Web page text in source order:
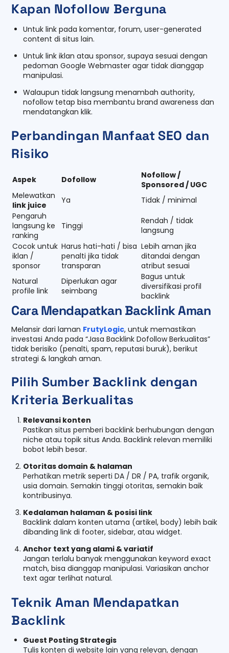
Kapan Nofollow Berguna
Untuk link pada komentar, forum, user-generated
content di situs lain.
Untuk link iklan atau sponsor, supaya sesuai dengan
pedoman Google Webmaster agar tidak dianggap
manipulasi.
Walaupun tidak langsung menambah authority,
nofollow tetap bisa membantu brand awareness dan
mendatangkan klik.
Perbandingan Manfaat SEO dan
Risiko
Aspek Dofollow
Nofollow /
Sponsored / UGC
Melewatkan
link juice
Ya
Tidak / minimal
Pengaruh
langsung ke
ranking
Tinggi
Rendah / tidak
langsung
Cocok untuk
iklan /
sponsor
Harus hati-hati / bisa
penalti jika tidak
transparan
Lebih aman jika
ditandai dengan
atribut sesuai
Natural
profile link
Diperlukan agar
seimbang
Bagus untuk
diversifikasi profil
backlink
Cara Mendapatkan Backlink Aman
Melansir dari laman FrutyLogic, untuk memastikan
investasi Anda pada “Jasa Backlink Dofollow Berkualitas”
tidak berisiko (penalti, spam, reputasi buruk), berikut
strategi & langkah aman.
Pilih Sumber Backlink dengan
Kriteria Berkualitas
Relevansi konten
Pastikan situs pemberi backlink berhubungan dengan
niche atau topik situs Anda. Backlink relevan memiliki
bobot lebih besar.
Otoritas domain & halaman
Perhatikan metrik seperti DA / DR / PA, trafik organik,
usia domain. Semakin tinggi otoritas, semakin baik
kontribusinya.
Kedalaman halaman & posisi link
Backlink dalam konten utama (artikel, body) lebih baik
dibanding link di footer, sidebar, atau widget.
Anchor text yang alami & variatif
Jangan terlalu banyak menggunakan keyword exact
match, bisa dianggap manipulasi. Variasikan anchor
text agar terlihat natural.
Teknik Aman Mendapatkan
Backlink
Guest Posting Strategis
Tulis konten di website lain yang relevan, dengan